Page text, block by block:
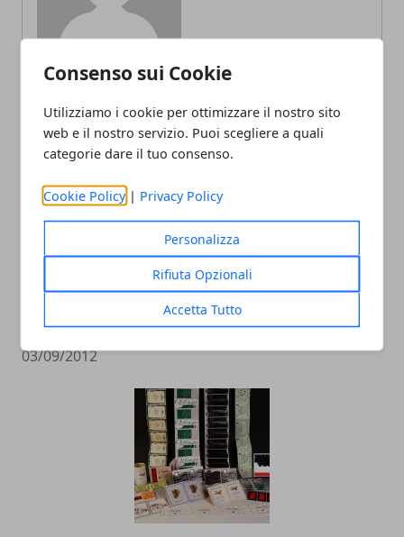
Consenso sui Cookie
Utilizziamo i cookie per ottimizzare il nostro sito
web e il nostro servizio. Puoi scegliere a quali
categorie dare il tuo consenso.
Cookie Policy | Privacy Policy
Personalizza
Rifiuta Opzionali
Accetta Tutto
ARTICOLI CORRELATI
ECO³ Eleva il tuo potenziale ecologico
03/09/2012